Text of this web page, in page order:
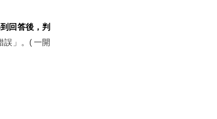
回答後，判
誤」。( 一開